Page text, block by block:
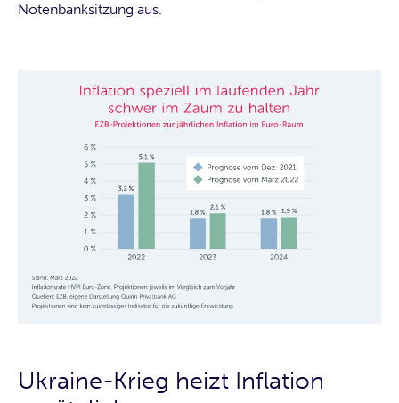
Notenbanksitzung aus.
Ukraine-Krieg heizt Inflation